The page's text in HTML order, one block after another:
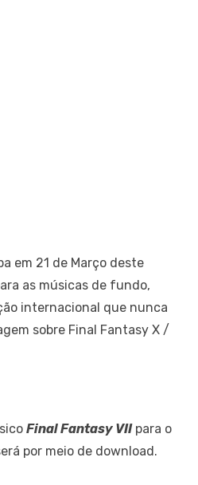
em 21 de Março deste
as músicas de fundo,
internacional que nunca
sobre Final Fantasy X /
Final Fantasy VIIpara o
por meio de download.